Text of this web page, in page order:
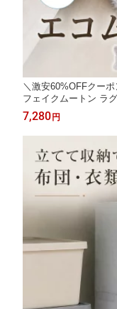
＼激安60%OFFクー
フェイクムートン ラ
ファーラグ チェアマ
北欧 おしゃれ NENEKO
7,280 円